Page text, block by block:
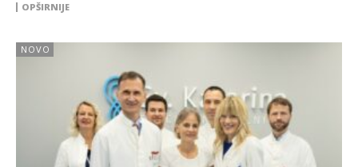
OPŠIRNIJE
NOVO